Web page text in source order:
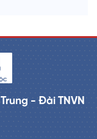
- Đài TNVN